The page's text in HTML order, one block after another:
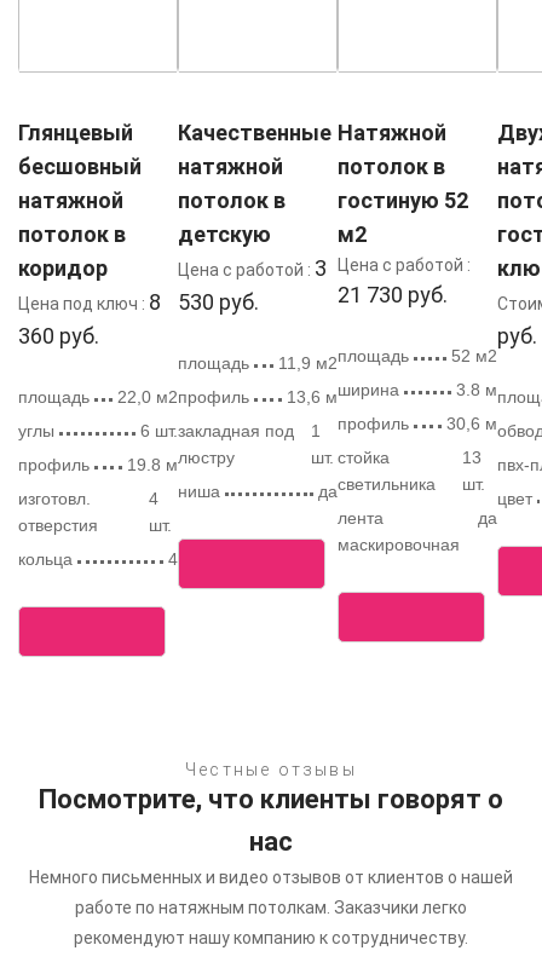
Глянцевый
бесшовный
натяжной
потолок в
коридор
Цена под ключ : 8
360 руб.
площадь
22,0 м2
углы
6 шт.
профиль
19.8 м
изготовл.
отверстия
4
шт.
кольца
4
Качественные
натяжной
потолок в
детскую
Цена с работой : 3
530 руб.
площадь
11,9 м2
профиль
13,6 м
закладная под
люстру
1
шт.
ниша
да
Натяжной
потолок в
гостиную 52
м2
Цена с работой :
21 730 руб.
площадь
52 м2
ширина
3.8 м
профиль
30,6 м
стойка
светильника
13
шт.
лента
маскировочная
да
руб.
пвх-
цвет
Честные отзывы
Посмотрите, что клиенты говорят о
нас
Немного письменных и видео отзывов от клиентов о нашей
работе по натяжным потолкам. Заказчики легко
рекомендуют нашу компанию к сотрудничеству.